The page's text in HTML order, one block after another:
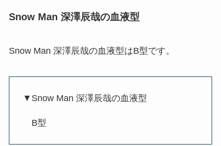
Snow Man 深澤辰哉の血液型
Snow Man 深澤辰哉の血液型はB型です。
▼Snow Man 深澤辰哉の血液型
B型